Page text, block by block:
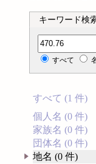
キーワード検
分類記号検索
すべて
すべて (1 件)
個人名 (0 件)
家族名 (0 件)
団体名 (0 件)
地名 (0 件)